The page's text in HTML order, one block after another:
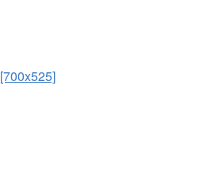
[700x525]